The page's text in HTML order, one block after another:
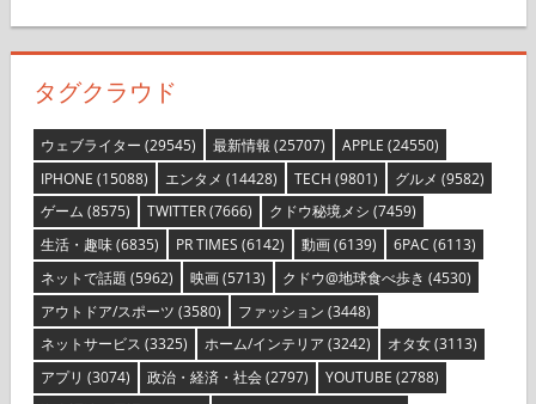
タグクラウド
ウェブライター (29545) 最新情報 (25707) APPLE (24550)
IPHONE (15088) エンタメ (14428) TECH (9801) グルメ (9582)
ゲーム (8575) TWITTER(7666) クドウ秘境メシ (7459)
生活・趣味(6835) PR TIMES (6142) 動画(6139) 6PAC (6113)
ネットで話題 (5962) 映画(5713) クドウ@地球食べ歩き (4530)
アウトドア/スポーツ (3580) ファッション (3448)
ネットサービス (3325) ホーム/インテリア (3242) オタ女(3113)
アプリ (3074) 政治・経済・社会(2797) YOUTUBE (2788)